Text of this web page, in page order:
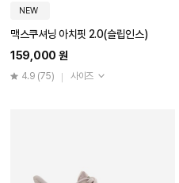
NEW
맥스쿠셔닝 아치핏 2.0(슬립인스)
159,000 원
4.9 (75) 사이즈